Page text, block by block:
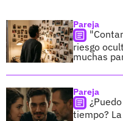
Pareja
riesgo
muchas
Pareja
tiempo?